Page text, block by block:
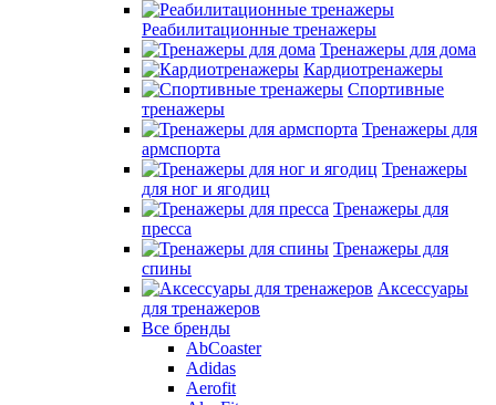
Реабилитационные тренажеры
Тренажеры для дома
Кардиотренажеры
Спортивные
тренажеры
Тренажеры для
армспорта
Тренажеры
для ног и ягодиц
Тренажеры для
пресса
Тренажеры для
спины
Аксессуары
для тренажеров
Все бренды
AbCoaster
Adidas
Aerofit